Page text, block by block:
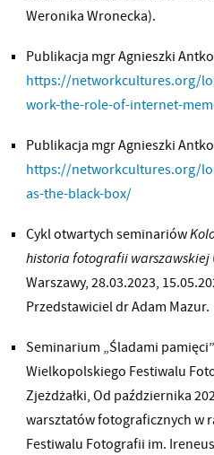
Weronika Wronecka).
Publikacja mgr Agnieszki
https://networkcultures.org/
work-the-role-of-internet-
Publikacja mgr Agnieszki
https://networkcultures.org/
as-the-black-box/
Cykl otwartych seminariów
historia fotografii warszawskiej
Warszawy, 28.03.2023,
Przedstawiciel dr Adam Mazur.
Seminarium „Śladami
Wielkopolskiego Festiwalu
Zjeżdżałki, Od października
warsztatów fotograficznych w
Festiwalu Fotografii im.